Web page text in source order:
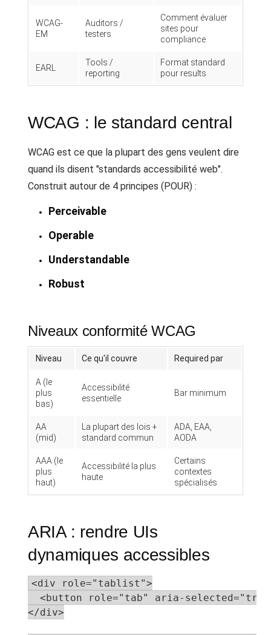
WCAG-
EM
Auditors /
testers
Comment évaluer
sites pour
compliance
EARL
Tools /
reporting
Format standard
pour results
WCAG : le standard central
WCAG est ce que la plupart des gens veulent dire
quand ils disent "standards accessibilité web".
Construit autour de 4 principes (POUR) :
Perceivable
Operable
Understandable
Robust
Niveaux conformité WCAG
Niveau Ce qu'il couvre Required par
A (le
plus
bas)
Accessibilité
essentielle
Bar minimum
AA
(mid)
La plupart des lois +
standard commun
ADA, EAA,
AODA
AAA (le
plus
haut)
Accessibilité la plus
haute
Certains
contextes
spécialisés
ARIA : rendre UIs
dynamiques accessibles
<div role="tablist">
<button role="tab" aria-
</div>